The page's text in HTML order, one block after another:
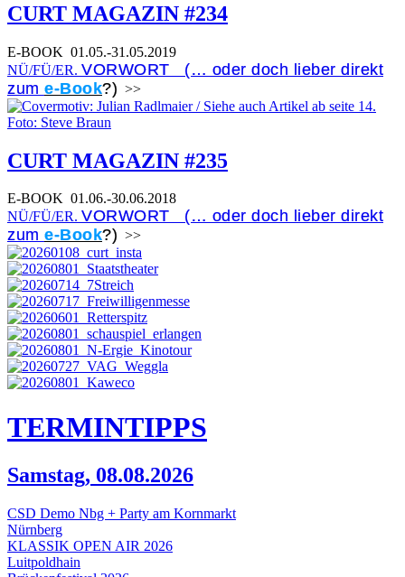
CURT MAGAZIN #234
E-BOOK 01.05.-31.05.2019
NÜ/FÜ/ER. VORWORT (… oder doch lieber direkt
zum e-Book?) >>
CURT MAGAZIN #235
E-BOOK 01.06.-30.06.2018
NÜ/FÜ/ER. VORWORT (… oder doch lieber direkt
zum e-Book?) >>
TERMINTIPPS
Samstag, 08.08.2026
CSD Demo Nbg + Party am Kornmarkt
Nürnberg
KLASSIK OPEN AIR 2026
Luitpoldhain